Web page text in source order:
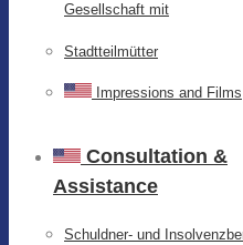
Gesellschaft mit
Stadtteilmütter
Impressions and Films
Consultation &
Assistance
Schuldner- und